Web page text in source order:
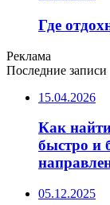
Где
Реклама
Последние записи
15.04.2026
Как
быстро и
05.12.2025